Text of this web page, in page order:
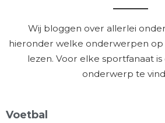
Wij bloggen over allerlei
hieronder welke onderwerpen op
lezen. Voor elke sportfanaat
onderwerp te
Voetbal